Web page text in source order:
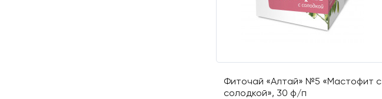
Фиточай «Алтай» №5 «Мастофит с
солодкой», 30 ф/п